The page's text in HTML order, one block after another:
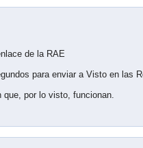
de la RAE
para enviar a Visto en las
por lo visto, funcionan.